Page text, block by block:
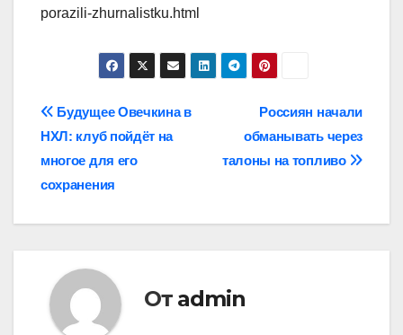
porazili-zhurnalistku.html
Навигация
по
записям
Россиян начали
обманывать через
талоны на топливо
Будущее Овечкина в
НХЛ: клуб пойдёт на
многое для его
сохранения
От admin